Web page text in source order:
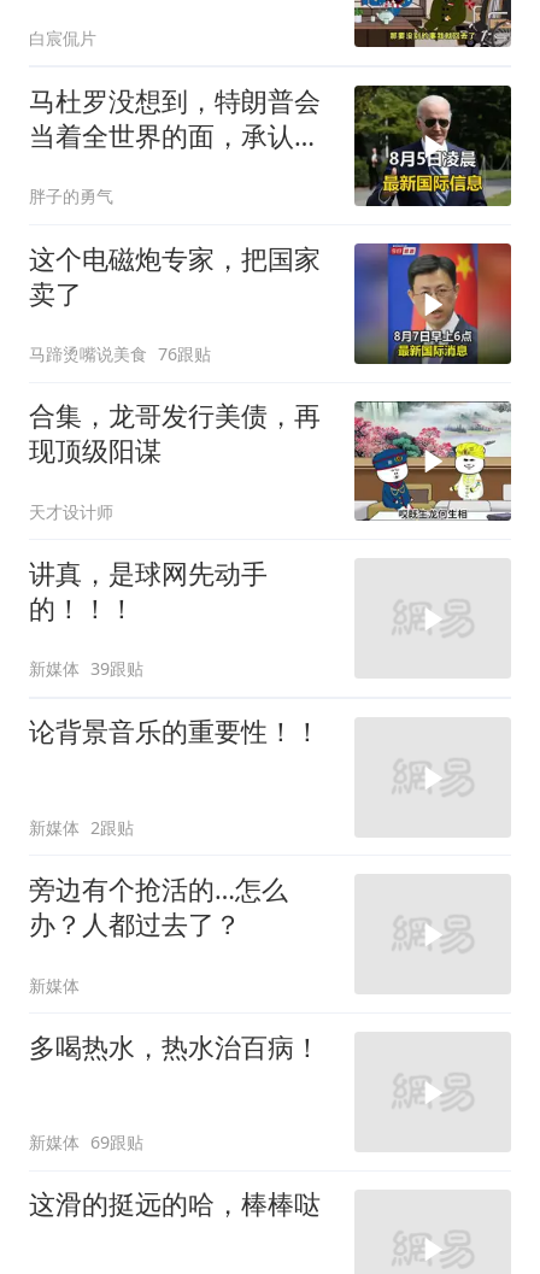
白宸侃片
马杜罗没想到，特朗普会
当着全世界的面，承认一
胖子的勇气
这个电磁炮专家，把国家
卖了
马蹄烫嘴说美食 76跟贴
合集，龙哥发行美债，再
现顶级阳谋
天才设计师
讲真，是球网先动手
的！！！
新媒体 39跟贴
论背景音乐的重要性！！
新媒体 2跟贴
旁边有个抢活的…怎么
办？人都过去了？
新媒体
多喝热水，热水治百病！
新媒体 69跟贴
这滑的挺远的哈，棒棒哒